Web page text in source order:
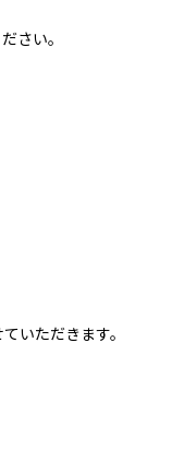
さい。
いただきます。